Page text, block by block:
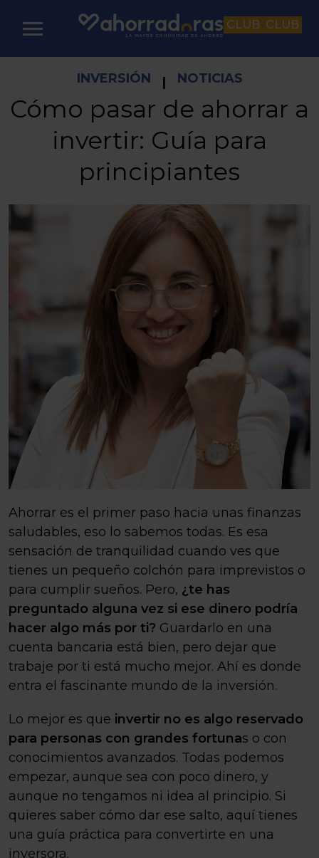
CLUB CLUB
INVERSIÓN | NOTICIAS
Cómo pasar de ahorrar a
invertir: Guía para
principiantes
Ahorrar es el primer paso hacia unas finanzas
saludables, eso lo sabemos todas. Es esa
sensación de tranquilidad cuando ves que
tienes un pequeño colchón para imprevistos o
para cumplir sueños. Pero, ¿te has
preguntado alguna vez si ese dinero podría
hacer algo más por ti? Guardarlo en una
cuenta bancaria está bien, pero dejar que
trabaje por ti está mucho mejor. Ahí es donde
entra el fascinante mundo de la inversión.
Lo mejor es que invertir no es algo reservado
para personas con grandes fortunas o con
conocimientos avanzados. Todas podemos
empezar, aunque sea con poco dinero, y
aunque no tengamos ni idea al principio. Si
quieres saber cómo dar ese salto, aquí tienes
una guía práctica para convertirte en una
inversora.